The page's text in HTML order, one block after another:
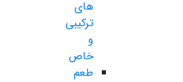
های
ترکیبی
و
خاص
طعم